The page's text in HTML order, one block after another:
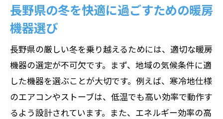
最新の省エネ技術を取り入れた寒冷地用
暖房機器
長野県で最適な家庭用電気機器を見つけるポ
イント
長野県で家庭用電気機器を選ぶ際のポイ
ント
長野県の冬を快適に過ごすための暖房
機器選び
長野県の厳しい冬を乗り越えるためには、適切な暖房
機器の選定が不可欠です。まず、地域の気候条件に適
した機器を選ぶことが大切です。例えば、寒冷地仕様
のエアコンやストーブは、低温でも高い効率で動作す
るよう設計されています。また、エネルギー効率の高